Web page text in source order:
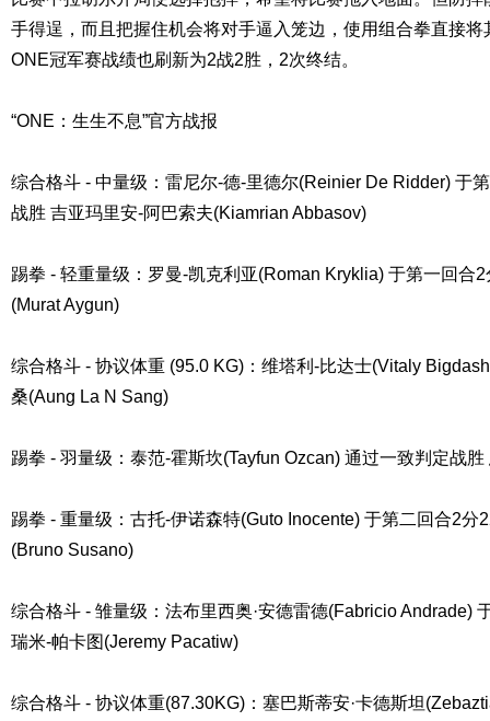
手得逞，而且把握住机会将对手逼入笼边，使用组合拳直接
ONE冠军赛战绩也刷新为2战2胜，2次终结。
“ONE：生生不息”官方战报
综合格斗 - 中量级：雷尼尔-德-里德尔(Reinier De Ridder) 于
战胜 吉亚玛里安-阿巴索夫(Kiamrian Abbasov)
踢拳 - 轻重量级：罗曼-凯克利亚(Roman Kryklia) 于第一回合
(Murat Aygun)
综合格斗 - 协议体重 (95.0 KG)：维塔利-比达士(Vitaly
桑(Aung La N Sang)
踢拳 - 羽量级：泰范-霍斯坎(Tayfun Ozcan) 通过一致判定战
踢拳 - 重量级：古托-伊诺森特(Guto Inocente) 于第二回合2分
(Bruno Susano)
综合格斗 - 雏量级：法布里西奥·安德雷德(Fabricio Andrade)
瑞米-帕卡图(Jeremy Pacatiw)
综合格斗 - 协议体重(87.30KG)：塞巴斯蒂安·卡德斯坦